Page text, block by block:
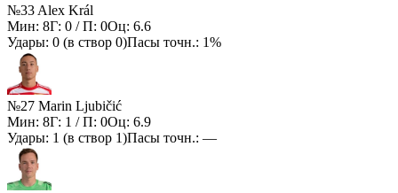
№33 Alex Král
Мин: 8Г: 0 / П: 0Оц: 6.6
Удары: 0 (в створ 0)Пасы точн.: 1%
№27 Marin Ljubičić
Мин: 8Г: 1 / П: 0Оц: 6.9
Удары: 1 (в створ 1)Пасы точн.: —